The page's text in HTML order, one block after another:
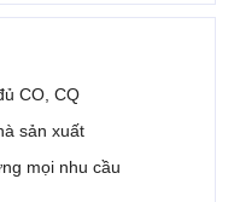
CO, CQ
sản xuất
mọi nhu cầu